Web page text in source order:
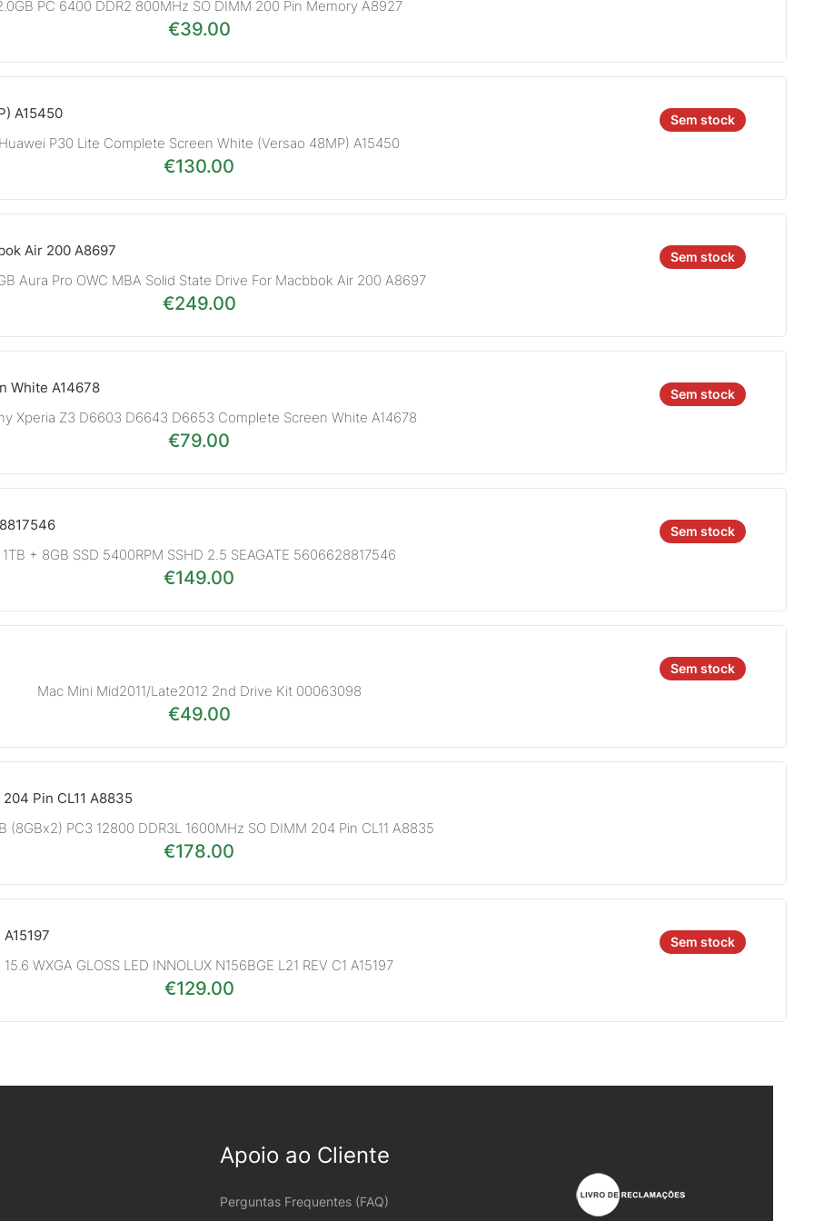
PC 6400 DDR2 800MHz SO DIMM 200 Pin Memory A8927
€39.00
Sem stock
P30 Lite Complete Screen White (Versao 48MP) A15450
€130.00
Sem stock
Aura Pro OWC MBA Solid State Drive For Macbbok Air 200 A8697
€249.00
Sem stock
Xperia Z3 D6603 D6643 D6653 Complete Screen White A14678
€79.00
Sem stock
1TB + 8GB SSD 5400RPM SSHD 2.5 SEAGATE 5606628817546
€149.00
Sem stock
Mac Mini Mid2011/Late2012 2nd Drive Kit 00063098
€49.00
(8GBx2) PC3 12800 DDR3L 1600MHz SO DIMM 204 Pin CL11 A8835
€178.00
Sem stock
15.6 WXGA GLOSS LED INNOLUX N156BGE L21 REV C1 A15197
€129.00
Apoio ao Cliente
Perguntas Frequentes (FAQ)